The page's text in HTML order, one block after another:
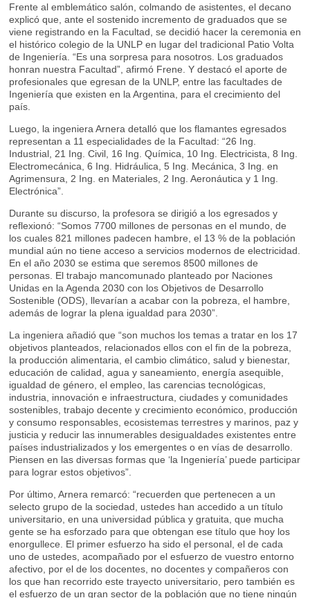
Frente al emblemático salón, colmando de asistentes, el decano
explicó que, ante el sostenido incremento de graduados que se
viene registrando en la Facultad, se decidió hacer la ceremonia en
el histórico colegio de la UNLP en lugar del tradicional Patio Volta
de Ingeniería. “Es una sorpresa para nosotros. Los graduados
honran nuestra Facultad”, afirmó Frene. Y destacó el aporte de
profesionales que egresan de la UNLP, entre las facultades de
Ingeniería que existen en la Argentina, para el crecimiento del
país.
Luego, la ingeniera Arnera detalló que los flamantes egresados
representan a 11 especialidades de la Facultad: “26 Ing.
Industrial, 21 Ing. Civil, 16 Ing. Química, 10 Ing. Electricista, 8 Ing.
Electromecánica, 6 Ing. Hidráulica, 5 Ing. Mecánica, 3 Ing. en
Agrimensura, 2 Ing. en Materiales, 2 Ing. Aeronáutica y 1 Ing.
Electrónica”.
Durante su discurso, la profesora se dirigió a los egresados y
reflexionó: “Somos 7700 millones de personas en el mundo, de
los cuales 821 millones padecen hambre, el 13 % de la población
mundial aún no tiene acceso a servicios modernos de electricidad.
En el año 2030 se estima que seremos 8500 millones de
personas. El trabajo mancomunado planteado por Naciones
Unidas en la Agenda 2030 con los Objetivos de Desarrollo
Sostenible (ODS), llevarían a acabar con la pobreza, el hambre,
además de lograr la plena igualdad para 2030”.
La ingeniera añadió que “son muchos los temas a tratar en los 17
objetivos planteados, relacionados ellos con el fin de la pobreza,
la producción alimentaria, el cambio climático, salud y bienestar,
educación de calidad, agua y saneamiento, energía asequible,
igualdad de género, el empleo, las carencias tecnológicas,
industria, innovación e infraestructura, ciudades y comunidades
sostenibles, trabajo decente y crecimiento económico, producción
y consumo responsables, ecosistemas terrestres y marinos, paz y
justicia y reducir las innumerables desigualdades existentes entre
países industrializados y los emergentes o en vías de desarrollo.
Piensen en las diversas formas que ‘la Ingeniería’ puede participar
para lograr estos objetivos”.
Por último, Arnera remarcó: “recuerden que pertenecen a un
selecto grupo de la sociedad, ustedes han accedido a un título
universitario, en una universidad pública y gratuita, que mucha
gente se ha esforzado para que obtengan ese título que hoy los
enorgullece. El primer esfuerzo ha sido el personal, el de cada
uno de ustedes, acompañado por el esfuerzo de vuestro entorno
afectivo, por el de los docentes, no docentes y compañeros con
los que han recorrido este trayecto universitario, pero también es
el esfuerzo de un gran sector de la población que no tiene ningún